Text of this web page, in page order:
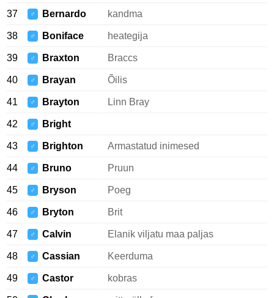
37 ♂ Bernardo kandma
38 ♂ Boniface heategija
39 ♂ Braxton Braccs
40 ♂ Brayan Õilis
41 ♂ Brayton Linn Bray
42 ♂ Bright
43 ♂ Brighton Armastatud inimesed
44 ♂ Bruno Pruun
45 ♂ Bryson Poeg
46 ♂ Bryton Brit
47 ♂ Calvin Elanik viljatu maa paljas
48 ♂ Cassian Keerduma
49 ♂ Castor kobras